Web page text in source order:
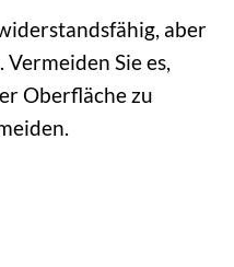
aber
Sie es,
Oberfläche zu